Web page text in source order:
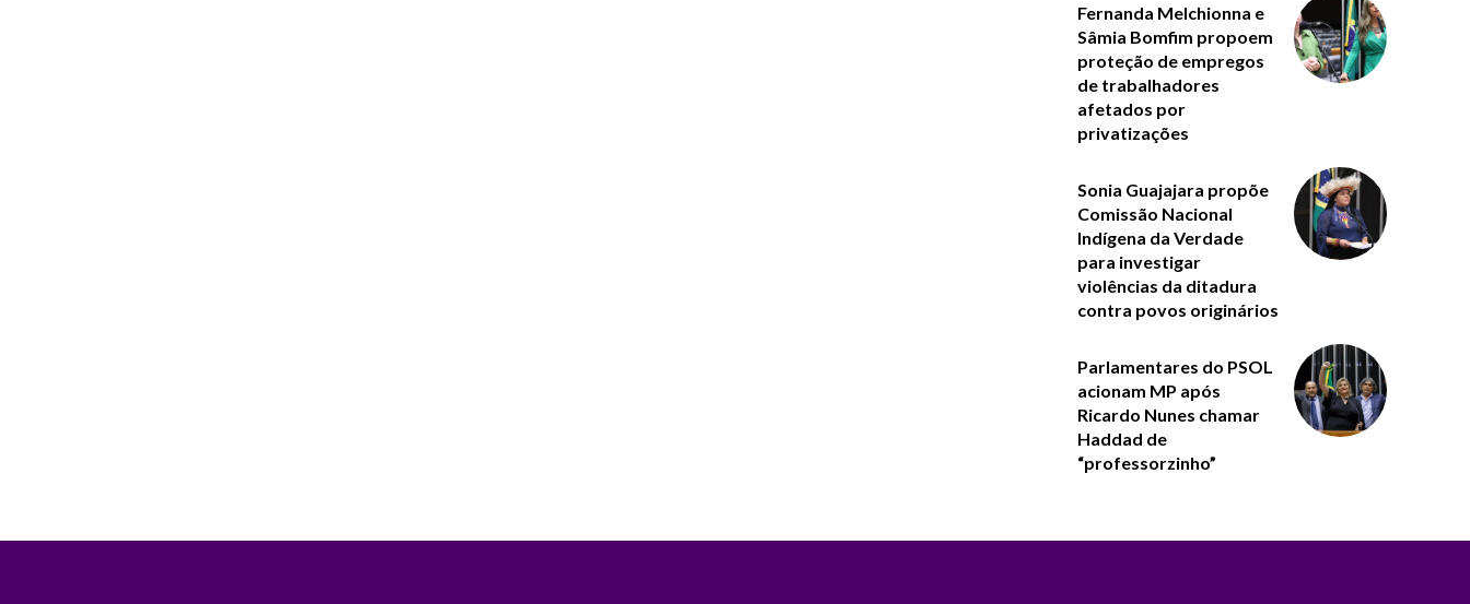
Fernanda Melchionna e
Sâmia Bomfim propoem
proteção de empregos
de trabalhadores
afetados por
privatizações
Sonia Guajajara propõe
Comissão Nacional
Indígena da Verdade
para investigar
violências da ditadura
contra povos originários
Parlamentares do PSOL
acionam MP após
Ricardo Nunes chamar
Haddad de
“professorzinho”